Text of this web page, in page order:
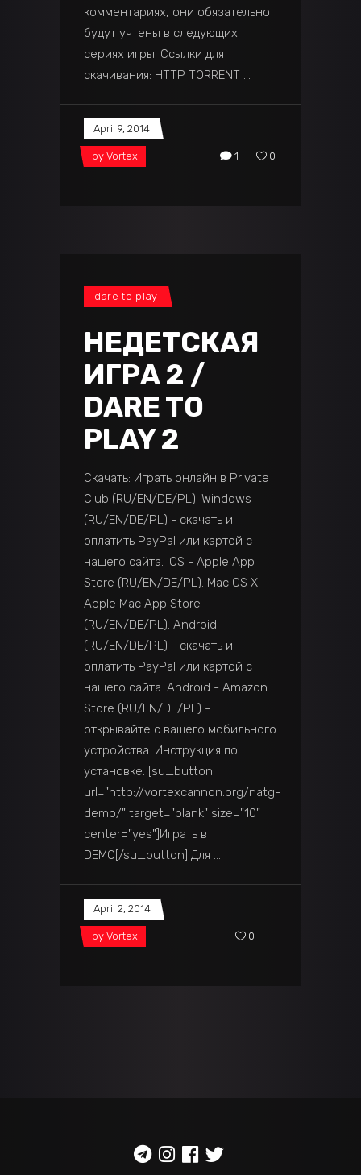
комментариях, они обязательно
будут учтены в следующих
сериях игры. Ссылки для
скачивания: HTTP TORRENT
April 9, 2014
by Vortex 1 0
dare to play
НЕДЕТСКАЯ
ИГРА 2 /
DARE TO
PLAY 2
Скачать: Играть онлайн в Private
Club (RU/EN/DE/PL). Windows
(RU/EN/DE/PL) - скачать и
оплатить PayPal или картой с
нашего сайта. iOS - Apple App
Store (RU/EN/DE/PL). Mac OS X -
Apple Mac App Store
(RU/EN/DE/PL). Android
(RU/EN/DE/PL) - скачать и
оплатить PayPal или картой с
нашего сайта. Android - Amazon
Store (RU/EN/DE/PL) -
открывайте с вашего мобильного
устройства. Инструкция по
установке. [su_button
url="http://vortexcannon.org/natg-
demo/" target="blank" size="10"
center="yes"]Играть в
DEMO[/su_button] Для
April 2, 2014
by Vortex 0